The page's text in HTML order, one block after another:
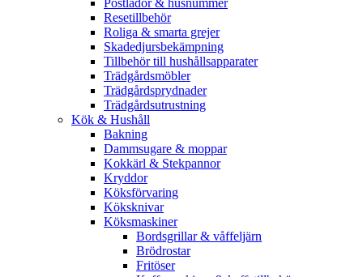
Postlådor & husnummer
Resetillbehör
Roliga & smarta grejer
Skadedjursbekämpning
Tillbehör till hushållsapparater
Trädgårdsmöbler
Trädgårdsprydnader
Trädgårdsutrustning
Kök & Hushåll
Bakning
Dammsugare & moppar
Kokkärl & Stekpannor
Kryddor
Köksförvaring
Köksknivar
Köksmaskiner
Bordsgrillar & våffeljärn
Brödrostar
Fritöser